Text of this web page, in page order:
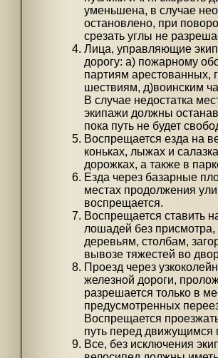
уменьшена, в случае
остановлено, при
срезать углы не
Лица, управляющие
дорогу: а) пожарному
партиям арестованных,
шествиям, д)воинским
В случае недостатка
экипажи должны
пока путь не будет
Воспрещается езда на
коньках, лыжах и
дорожках, а также в
Езда через базарные
местах продолжения
воспрещается.
Воспрещается ставить
лошадей без присмотра,
деревьям, столбам,
вывозе тяжестей во
Проезд через
железной дороги,
разрешается только в
предусмотренных
Воспрещается
путь перед движущимся
Все, без исключения